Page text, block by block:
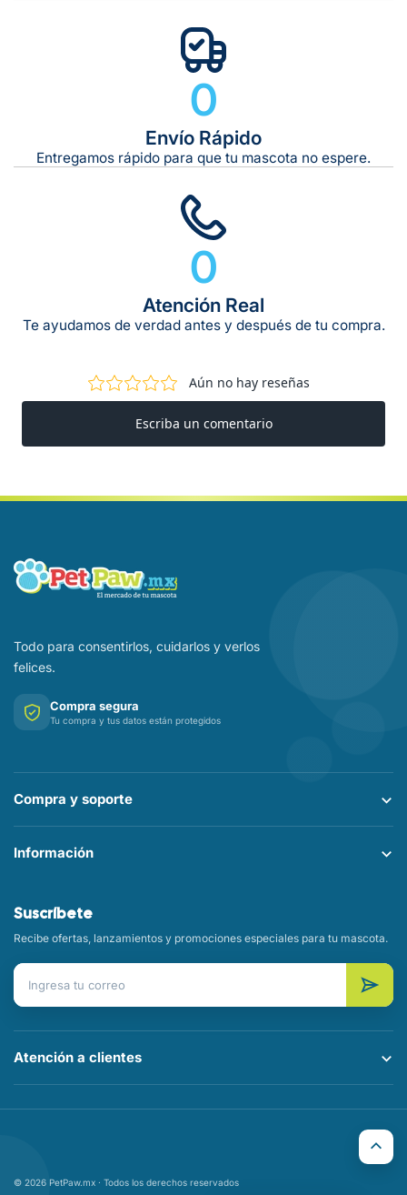
0
Envío Rápido
Entregamos rápido para que tu mascota no espere.
0
Atención Real
Te ayudamos de verdad antes y después de tu compra.
Todo para consentirlos, cuidarlos y verlos
felices.
Compra segura
Tu compra y tus datos están protegidos
Compra y soporte
Información
Suscríbete
Recibe ofertas, lanzamientos y promociones especiales para tu mascota.
Correo electrónico
Atención a clientes
© 2026 PetPaw.mx · Todos los derechos reservados